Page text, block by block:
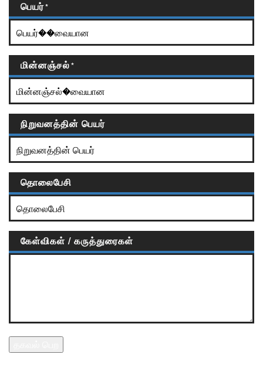
பெயர்*
மின்னஞ்சல்*
நிறுவனத்தின் பெயர்
தொலைபேசி
கேள்விகள் / கருத்துரைகள்